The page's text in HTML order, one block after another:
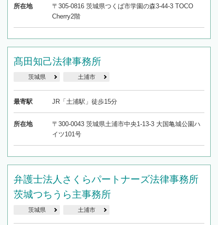
所在地
〒305-0816 茨城県つくば市学園の森3-44-3 TOCO
Cherry2階
髙田知己法律事務所
茨城県 土浦市
最寄駅 JR「土浦駅」徒歩15分
所在地
〒300-0043 茨城県土浦市中央1-13-3 大国亀城公園ハ
イツ101号
弁護士法人さくらパートナーズ法律事務所
茨城つちうら主事務所
茨城県 土浦市